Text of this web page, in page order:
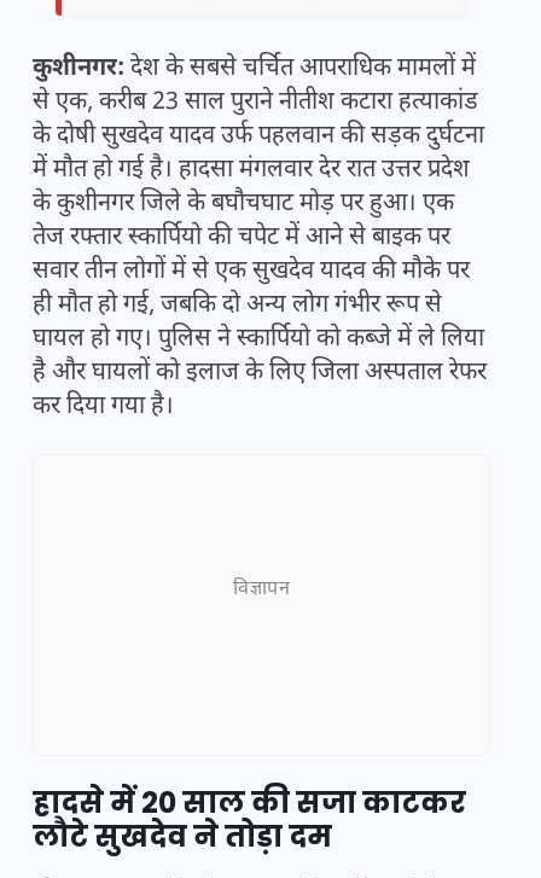
कुशीनगर: देश के सबसे चर्चित आपराधिक मामलों में
से एक, करीब 23 साल पुराने नीतीश कटारा हत्याकांड
के दोषी सुखदेव यादव उर्फ पहलवान की सड़क दुर्घटना
में मौत हो गई है। हादसा मंगलवार देर रात उत्तर प्रदेश
के कुशीनगर जिले के बघौचघाट मोड़ पर हुआ। एक
तेज रफ्तार स्कार्पियो की चपेट में आने से बाइक पर
सवार तीन लोगों में से एक सुखदेव यादव की मौके पर
ही मौत हो गई, जबकि दो अन्य लोग गंभीर रूप से
घायल हो गए। पुलिस ने स्कार्पियो को कब्जे में ले लिया
है और घायलों को इलाज के लिए जिला अस्पताल रेफर
कर दिया गया है।
विज्ञापन
हादसे में 20 साल की सजा काटकर
लौटे सुखदेव ने तोड़ा दम